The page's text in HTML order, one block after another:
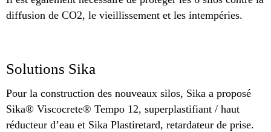
diffusion de CO2, le vieillissement et les intempéries.
Solutions Sika
Pour la construction des nouveaux silos, Sika a proposé
Sika® Viscocrete® Tempo 12, superplastifiant / haut
réducteur d’eau et Sika Plastiretard, retardateur de prise.